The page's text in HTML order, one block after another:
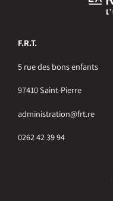
F.R.T.
5 rue des bons enfants
97410 Saint-Pierre
administration@frt.re
0262 42 39 94